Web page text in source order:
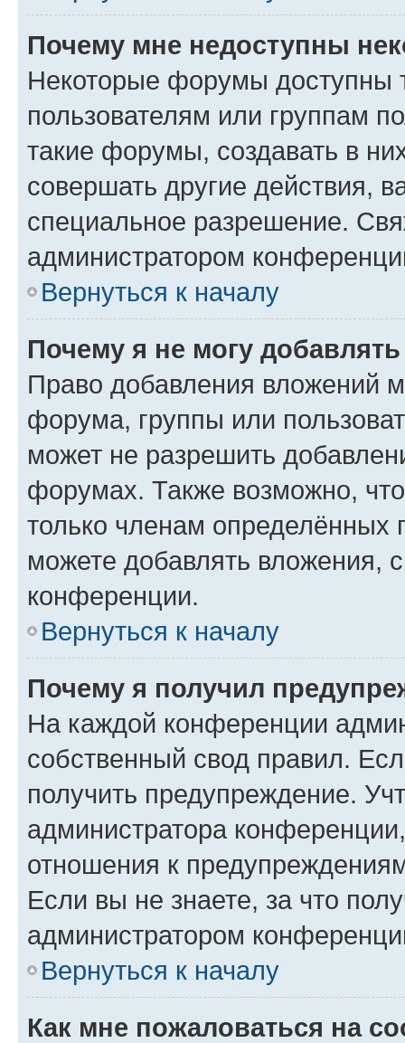
Почему мне недоступны
Некоторые форумы доступны
пользователям или группам
такие форумы, создавать в
совершать другие действия,
специальное разрешение.
администратором
Вернуться к началу
Почему я не могу
Право добавления вложений
форума, группы или
может не разрешить
форумах. Также возможно,
только членам определённых
можете добавлять вложения,
конференции.
Вернуться к началу
Почему я получил
На каждой конференции
собственный свод правил.
получить предупреждение.
администратора
отношения к
Если вы не знаете, за что
администратором
Вернуться к началу
Как мне пожаловаться на